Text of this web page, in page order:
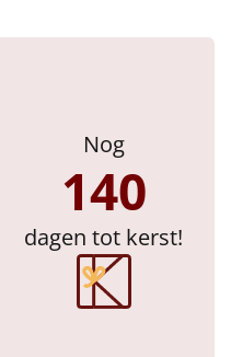
Nog
140
dagen tot kerst!